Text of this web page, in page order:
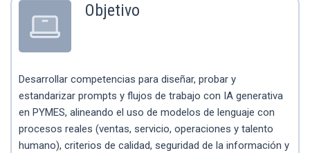
Objetivo
Desarrollar competencias para diseñar, probar y
estandarizar prompts y flujos de trabajo con IA generativa
en PYMES, alineando el uso de modelos de lenguaje con
procesos reales (ventas, servicio, operaciones y talento
humano), criterios de calidad, seguridad de la información y